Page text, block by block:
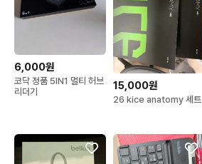
6,000원
코닥 정품 5IN1 멀티 허브
리더기
15,000원
26 kice anatomy 세트